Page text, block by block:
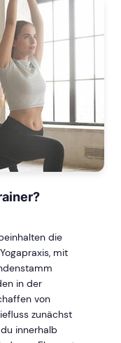
die
mit
in der
von
zunächst
innerhalb